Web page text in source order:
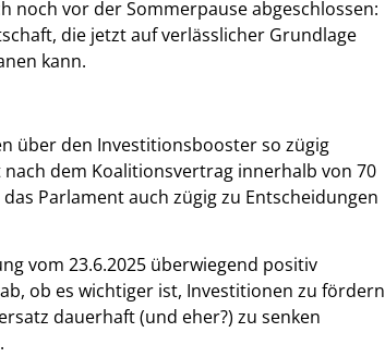
vor der Sommerpause abgeschlossen:
die jetzt auf verlässlicher Grundlage
kann.
über den Investitionsbooster so zügig
dem Koalitionsvertrag innerhalb von 70
Parlament auch zügig zu Entscheidungen
vom 23.6.2025 überwiegend positiv
ob es wichtiger ist, Investitionen zu fördern
dauerhaft (und eher?) zu senken